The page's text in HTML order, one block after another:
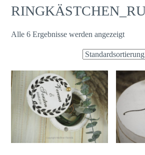
Alle 6 Ergebnisse werden angezeigt